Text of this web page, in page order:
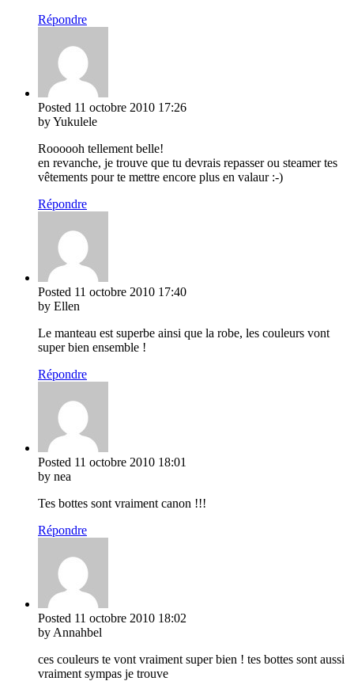
Répondre
Posted 11 octobre 2010 17:26
by Yukulele
Roooooh tellement belle!
en revanche, je trouve que tu devrais repasser ou steamer tes
vêtements pour te mettre encore plus en valaur :-)
Répondre
Posted 11 octobre 2010 17:40
by Ellen
Le manteau est superbe ainsi que la robe, les couleurs vont
super bien ensemble !
Répondre
Posted 11 octobre 2010 18:01
by nea
Tes bottes sont vraiment canon !!!
Répondre
Posted 11 octobre 2010 18:02
by Annahbel
ces couleurs te vont vraiment super bien ! tes bottes sont aussi
vraiment sympas je trouve